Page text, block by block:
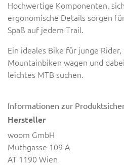
Hochwertige Komponenten,
ergonomische Details sorgen
Spaß auf jedem Trail.
Ein ideales Bike für junge
Mountainbiken wagen und
leichtes MTB suchen.
Informationen zur
Hersteller
woom GmbH
Muthgasse 109 A
AT 1190 Wien